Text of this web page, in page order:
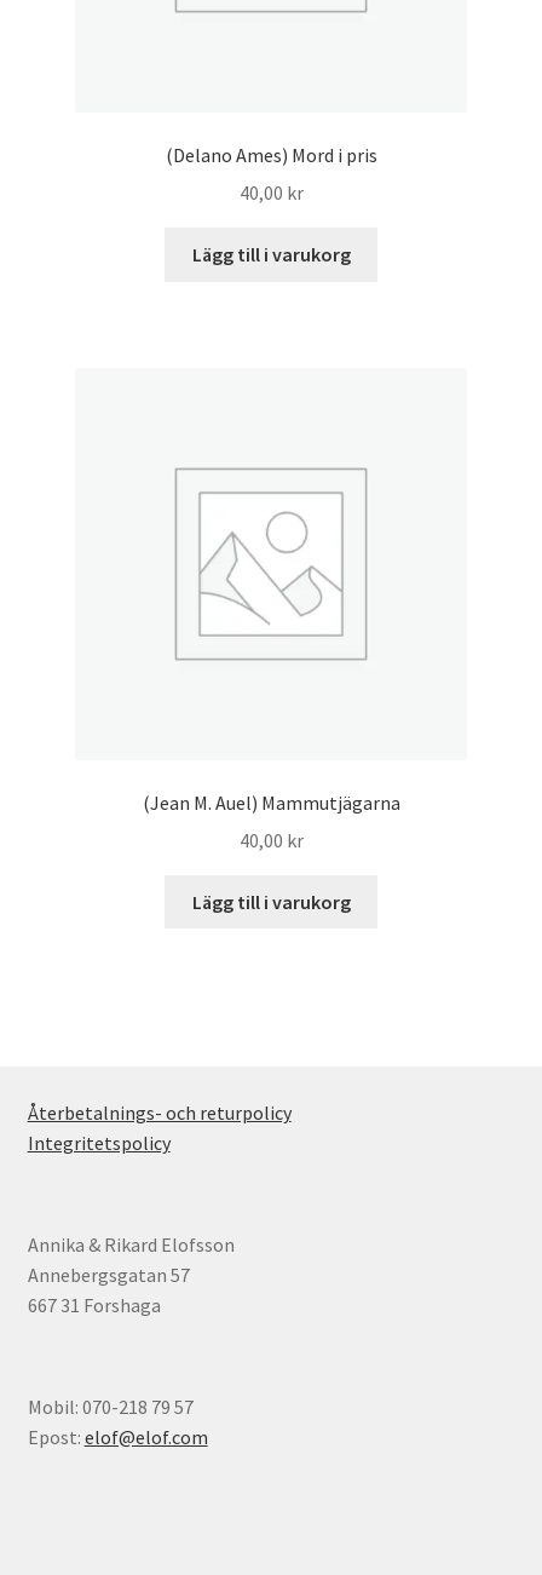
(Delano Ames) Mord i pris
40,00 kr
Lägg till i varukorg
(Jean M. Auel) Mammutjägarna
40,00 kr
Lägg till i varukorg
Återbetalnings- och returpolicy
Integritetspolicy
Annika & Rikard Elofsson
Annebergsgatan 57
667 31 Forshaga
Mobil: 070-218 79 57
Epost: elof@elof.com